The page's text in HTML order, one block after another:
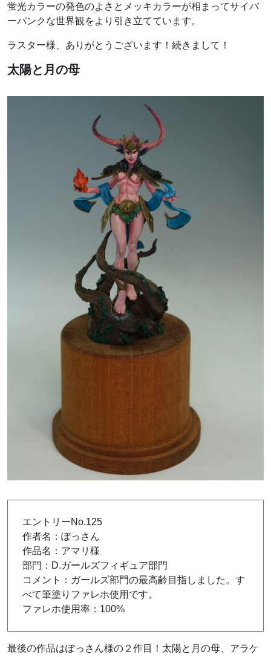
蛍光カラーの発色のよさとメッキカラーが相まってサイバ
ーパンクな世界観をより引き立てています。
ラスター様、ありがとうございます！続きまして！
太陽と月の母
エントリーNo.125
作者名：ぽっさん
作品名：アマリ様
部門：D.ガールズフィギュア部門
コメント：ガールズ部門の最高齢目指しました。す
べて筆塗りファレホ使用です。
ファレホ使用率：100%
最後の作品はぽっさん様の２作目！太陽と月の母、アラケ